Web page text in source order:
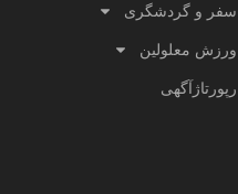
سفر و گردشگری
ورزش معلولین
رپورتاژآگهی